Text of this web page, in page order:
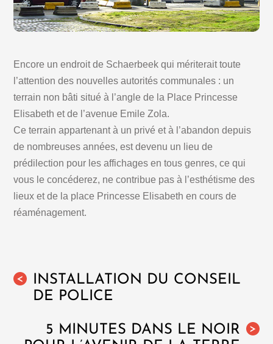
Encore un endroit de Schaerbeek qui mériterait toute
l’attention des nouvelles autorités communales : un
terrain non bâti situé à l’angle de la Place Princesse
Elisabeth et de l’avenue Emile Zola.
Ce terrain appartenant à un privé et à l’abandon depuis
de nombreuses années, est devenu un lieu de
prédilection pour les affichages en tous genres, ce qui
vous le concéderez, ne contribue pas à l’esthétisme des
lieux et de la place Princesse Elisabeth en cours de
réaménagement.
<
INSTALLATION DU CONSEIL
DE POLICE
>
5 MINUTES DANS LE NOIR